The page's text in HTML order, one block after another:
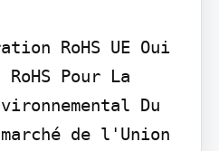
RoHS UE Oui
Pour La
Du
de l'Union